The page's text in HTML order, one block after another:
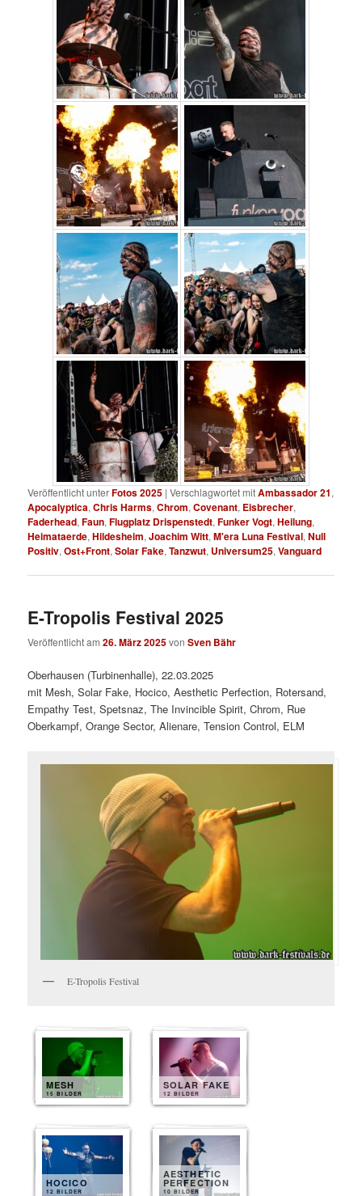
Veröffentlicht unterFotos 2025 |Verschlagwortet mitAmbassador 21,
Apocalyptica,Chris Harms,Chrom,Covenant, Eisbrecher,
Faderhead,Faun,Flugplatz Drispenstedt,Funker Vogt,Heilung,
Heimataerde,Hildesheim,Joachim Witt,M'era Luna Festival,Null
Positiv,Ost+Front,Solar Fake,Tanzwut, Universum25,Vanguard
E-Tropolis Festival 2025
Veröffentlicht am26. März 2025vonSven Bähr
Oberhausen (Turbinenhalle), 22.03.2025
mit Mesh, Solar Fake, Hocico, Aesthetic Perfection, Rotersand,
Empathy Test, Spetsnaz, The Invincible Spirit, Chrom, Rue
Oberkampf, Orange Sector, Alienare, Tension Control, ELM
E-Tropolis Festival
MESH
15 BILDER
SOLAR FAKE
12 BILDER
HOCICO
12 BILDER
AESTHETIC
PERFECTION
10 BILDER